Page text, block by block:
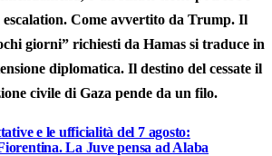
escalation. Come avvertito da Trump. Il
giorni” richiesti da Hamas si traduce in
diplomatica. Il destino del cessate il
civile di Gaza pende da un filo.
e le ufficialità del 7 agosto:
La Juve pensa ad Alaba